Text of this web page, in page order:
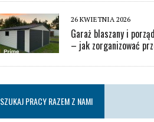
26 KWIETNIA 2026
Garaż blaszany i
– jak zorganizować
SZUKAJ PRACY RAZEM Z NAMI